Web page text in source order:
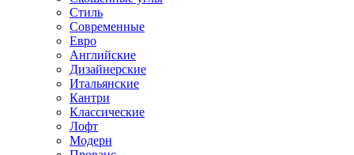
Стиль
Современные
Евро
Английские
Дизайнерские
Итальянские
Кантри
Классические
Лофт
Модерн